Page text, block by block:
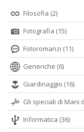
Filosofia (2)
Fotografia (15)
Fotoromanzi (11)
Generiche (6)
Giardinaggio (16)
Gli speciali di Mani
Informatica (36)